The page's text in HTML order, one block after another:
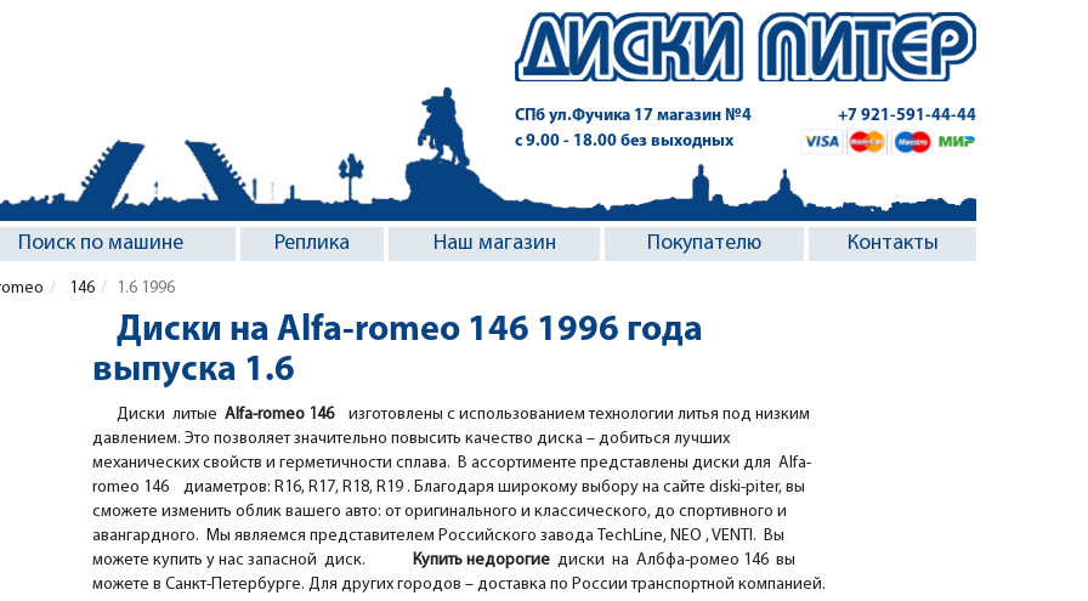
СПб ул.Фучика 17магазин №4
+7 921-591-44-44
с 9.00 - 18.00 без выходных
Поиск по машине Реплика Наш магазин Покупателю Контакты
146 1.6 1996
Диски на Alfa-romeo 146 1996 года
выпуска 1.6
Диски литые Alfa-romeo 146 изготовлены с использованием технологии литья под низким
давлением. Это позволяет значительно повысить качество диска – добиться лучших
механических свойств и герметичности сплава. В ассортименте представлены диски для Alfa-
romeo 146 диаметров: R16, R17, R18, R19 . Благодаря широкому выбору на сайте diski-piter, вы
сможете изменить облик вашего авто: от оригинального и классического, до спортивного и
авангардного. Мы являемся представителем Российского завода TechLine, NEO , VENTI. Вы
можете купить у нас запасной диск. Купить недорогие диски на Албфа-ромео 146 вы
можете в Санкт-Петербурге. Для других городов – доставка по России транспортной компанией.